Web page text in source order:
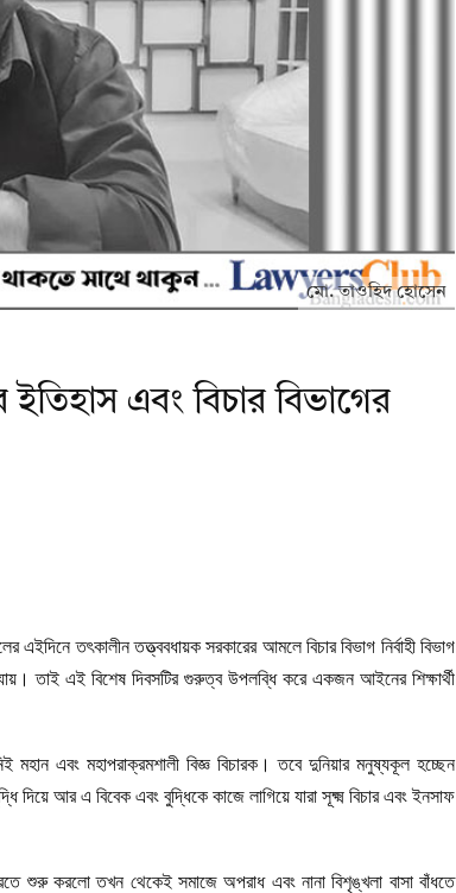
মো. তাওহিদ হোসেন
এবং বিচার বিভাগের
তৎকালীন তত্ত্ববধায়ক সরকারের আমলে বিচার বিভাগ নির্বাহী বিভাগ
তাই এই বিশেষ দিবসটির গুরুত্ব উপলব্ধি করে একজন আইনের শিক্ষার্থী
এবং মহাপরাক্রমশালী বিজ্ঞ বিচারক। তবে দুনিয়ার মনুষ্যকূল হচ্ছেন
দিয়ে আর এ বিবেক এবং বুদ্ধিকে কাজে লাগিয়ে যারা সূক্ষ্ম বিচার এবং ইনসাফ
শুরু করলো তখন থেকেই সমাজে অপরাধ এবং নানা বিশৃঙ্খলা বাসা বাঁধতে